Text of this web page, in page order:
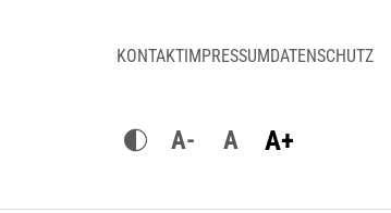
KONTAKTIMPRESSUMDATENSCHUTZ
A- A A+